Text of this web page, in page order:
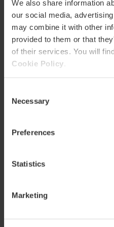
We also share information
our social media,
may combine it with other
provided to them or that
of their services. You will
Cookie Policy
Selection
Necessary
Preferences
Statistics
Marketing
CLIENTS
Com arribar
Av. de l,Institut Obrer